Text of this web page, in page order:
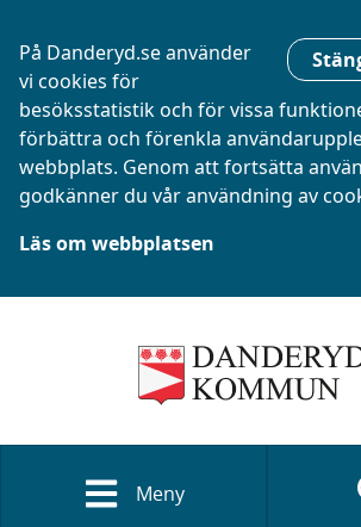
På Danderyd.se använder
vi cookies för
besöksstatistik och för vissa
förbättra och förenkla
webbplats. Genom att fortsätta
godkänner du vår användning av
Läs om webbplatsen
Meny